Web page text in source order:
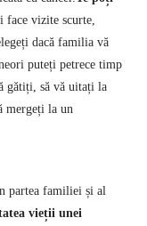
face vizite scurte,
dacă familia vă
puteți petrece timp
gătiți, să vă uitați la
mergeți la un
partea familiei și al
vieții unei